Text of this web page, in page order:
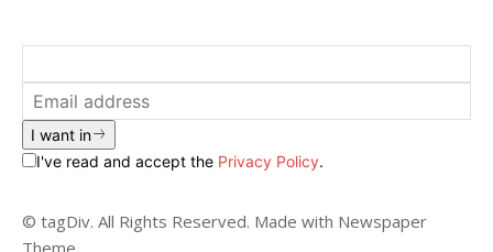
I want in
I've read and accept the Privacy Policy.
© tagDiv. All Rights Reserved. Made with Newspaper
Theme.